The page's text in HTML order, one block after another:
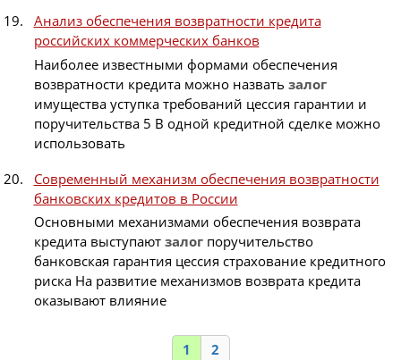
Анализ обеспечения возвратности кредита
российских коммерческих банков
Наиболее известными формами обеспечения
возвратности кредита можно назвать залог
имущества уступка требований цессия гарантии и
поручительства 5 В одной кредитной сделке можно
использовать
Современный механизм обеспечения возвратности
банковских кредитов в России
Основными механизмами обеспечения возврата
кредита выступают залогпоручительство
банковская гарантия цессия страхование кредитного
риска На развитие механизмов возврата кредита
оказывают влияние
1 2